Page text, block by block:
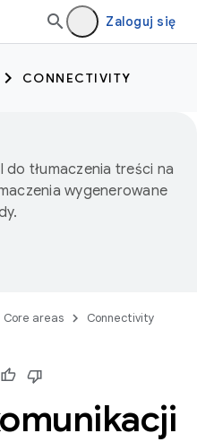
Zaloguj się
CONNECTIVITY
tłumaczenia treści na
wygenerowane
Core areas
Connectivity